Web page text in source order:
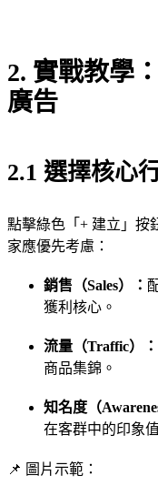
2. 實戰教學
廣告
2.1 選擇核心
點擊綠色「+ 建立」按
家應優先考慮：
銷售（Sales）：
獲利核心。
流量（Traffic）：
商品集錦。
知名度（
在客群中的印象
📌 圖片示範：